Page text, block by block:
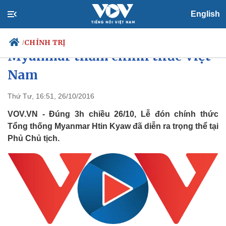
English
/CHÍNH TRỊ
Chính trị
Tổ chức nhân sự
Quốc hội
Nhận diện sự thật
Dự báo thời tiết
Giáo dục
Biển đảo
Hình ảnh lễ đón Tổng thống
Myanmar thăm chính thức Việt
Nam
Thứ Tư, 16:51, 26/10/2016
VOV.VN - Đúng 3h chiều 26/10, Lễ đón chính thức
Tổng thống Myanmar Htin Kyaw đã diễn ra trọng thể tại
Phủ Chủ tịch.